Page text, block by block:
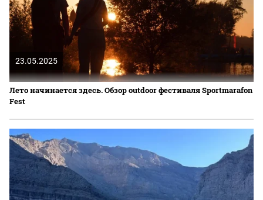
23.05.2025
Лето начинается здесь. Обзор outdoor фестиваля Sportmarafon
Fest